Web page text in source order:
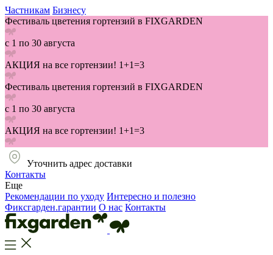
Частникам Бизнесу
Фестиваль цветения гортензий в FIXGARDEN
с 1 по 30 августа
АКЦИЯ на все гортензии! 1+1=3
Фестиваль цветения гортензий в FIXGARDEN
с 1 по 30 августа
АКЦИЯ на все гортензии! 1+1=3
Уточнить адрес доставки
Контакты
Еще
Рекомендации по уходу Интересно и полезно
Фиксгарден.гарантии О нас Контакты